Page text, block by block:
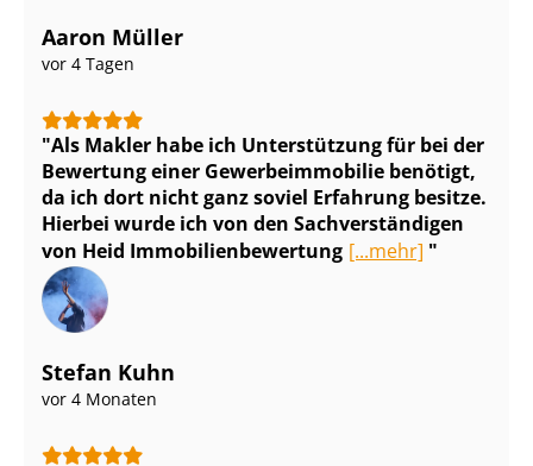
Aaron Müller
vor 4 Tagen
Als Makler habe ich Unterstützung für bei der
Bewertung einer Ge­wer­be­im­mo­bi­lie benötigt,
da ich dort nicht ganz soviel Erfahrung besitze.
Hierbei wurde ich von den Sach­ver­stän­di­gen
von Heid Im­mo­bi­li­en­be­wer­tung [...mehr]
Stefan Kuhn
vor 4 Monaten